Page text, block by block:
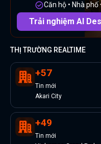
Căn hộ • Nhà
Trải nghiệm AI
THỊ TRƯỜNG REALTIME
+57
Tin mới
Akari City
+49
Tin mới